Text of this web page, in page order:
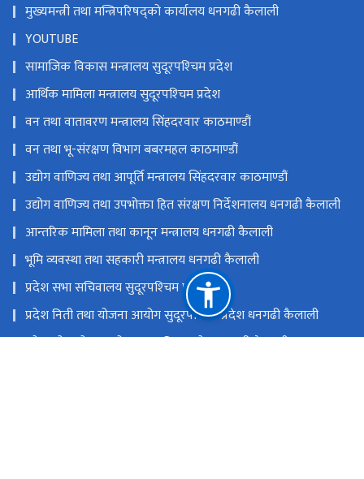
मुख्यमन्त्री तथा मन्त्रिपरिषद्को कार्यालय धनगढी कैलाली
YOUTUBE
सामाजिक विकास मन्त्रालय सुदूरपश्‍चिम प्रदेश
आर्थिक मामिला मन्त्रालय सुदूरपश्‍चिम प्रदेश
वन तथा वातावरण मन्त्रालय सिंहदरवार काठमाण्डौं
वन तथा भू-संरक्षण विभाग बबरमहल काठमाण्डौं
उद्योग वाणिज्य तथा आपूर्ति मन्त्रालय सिंहदरवार काठमाण्डौं
उद्योग वाणिज्य तथा उपभोक्ता हित संरक्षण निर्देशनालय धनगढी कैलाली
आन्तरिक मामिला तथा कानून मन्त्रालय धनगढी कैलाली
भूमि व्यवस्था तथा सहकारी मन्त्रालय धनगढी कैलाली
प्रदेश सभा सचिवालय सुदूरपश्‍चिम प्रदेश
प्रदेश निती तथा योजना आयोग सुदूरपश्‍चिम प्रदेश धनगढी कैलाली
प्रदेश लोक सेवा आयोग सुदूरपश्‍चिम प्रदेश धनगढी कैलाली